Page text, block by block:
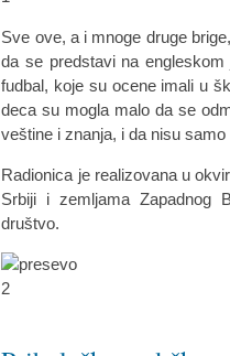
Sve ove, a i mnoge druge
da se predstavi na
fudbal, koje su ocene imali u
deca su mogla malo da se
veštine i znanja, i da nisu
Radionica je realizovana u
Srbiji i zemljama Zapadnog
društvo.